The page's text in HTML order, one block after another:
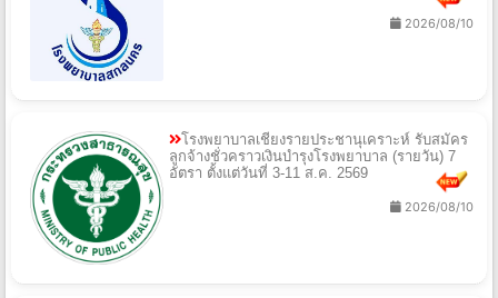
2026/08/10
โรงพยาบาลเชียงรายประชานุเคราะห์ รับสมัคร
ลูกจ้างชั่วคราวเงินบำรุงโรงพยาบาล (รายวัน) 7
อัตรา ตั้งแต่วันที่ 3-11 ส.ค. 2569
2026/08/10